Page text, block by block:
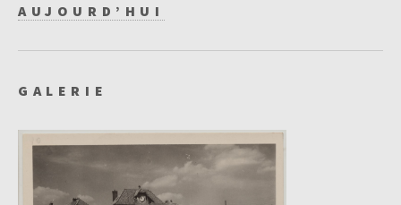
AUJOURD’HUI
GALERIE